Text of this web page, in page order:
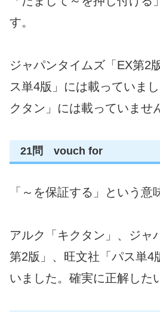
す。
ジャパンタイムズ「EX第2
ス単4版」には載っていま
クタン」には載っていませ
21問 vouch for
「～を保証する」という意
アルク「キクタン」、ジャ
第2版」、旺文社「パス単4
いました。確実に正解した